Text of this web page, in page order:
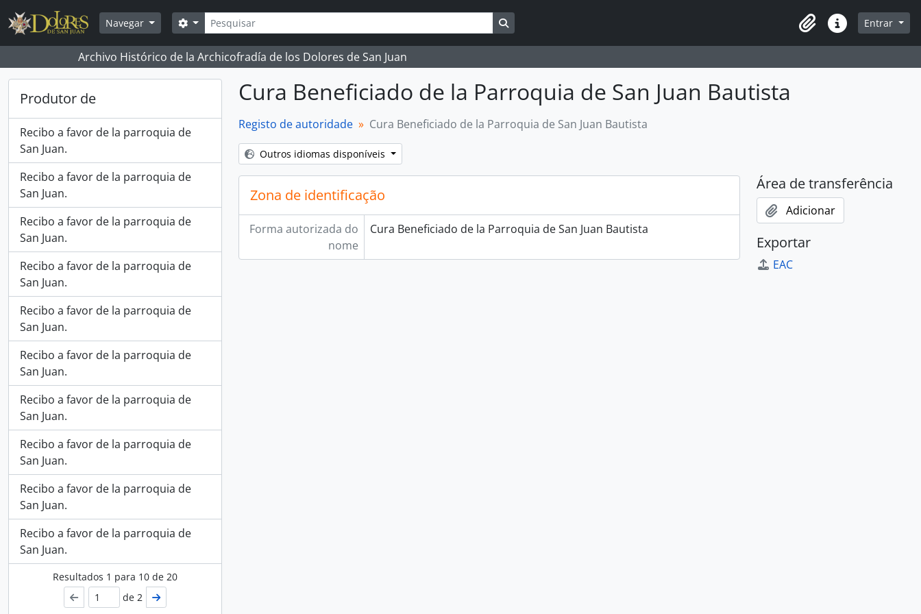
Skip to main content
Navegar
Pesquisar
Opções de busca Busque na página de navegação
Área de transferência
Ligações rápidas
Entrar
Archivo Histórico de la Archicofradía de los Dolores de San Juan
Produtor de
Recibo a favor de la parroquia de
San Juan.
Recibo a favor de la parroquia de
San Juan.
Recibo a favor de la parroquia de
San Juan.
Recibo a favor de la parroquia de
San Juan.
Recibo a favor de la parroquia de
San Juan.
Recibo a favor de la parroquia de
San Juan.
Recibo a favor de la parroquia de
San Juan.
Recibo a favor de la parroquia de
San Juan.
Recibo a favor de la parroquia de
San Juan.
Recibo a favor de la parroquia de
San Juan.
Resultados 1 para 10 de 20
de 2
Cura Beneficiado de la Parroquia de San Juan Bautista
Registo de autoridade Cura Beneficiado de la Parroquia de San Juan Bautista
Outros idiomas disponíveis
Zona de identificação
Forma autorizada do
nome
Cura Beneficiado de la Parroquia de San Juan Bautista
Área de transferência
Adicionar
Exportar
EAC